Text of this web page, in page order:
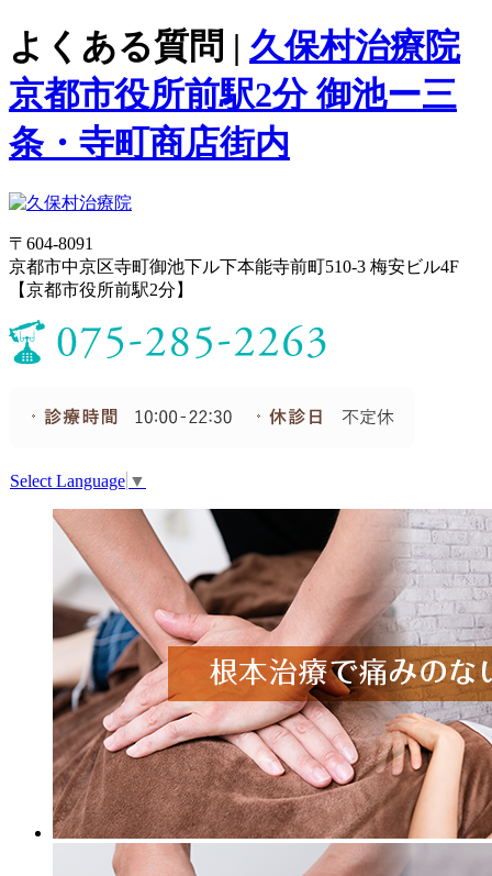
よくある質問 | 久保村治療院
京都市役所前駅2分 御池ー三
条・寺町商店街内
〒604-8091
京都市中京区寺町御池下ル下本能寺前町510-3 梅安ビル4F
【京都市役所前駅2分】
Select Language ▼